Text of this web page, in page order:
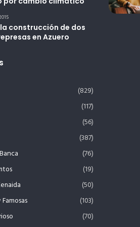
construcción de dos
en Azuero
(829)
(117)
(56)
(387)
(76)
(19)
(50)
(103)
(70)